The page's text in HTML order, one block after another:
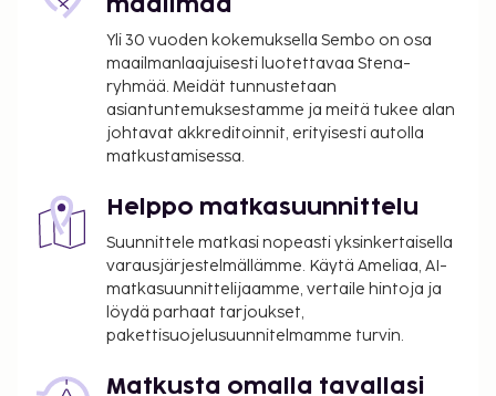
Sauna
Kylpylä
Uima-allas
Majoituspaikka veloittaa seuraavat paikan päällä
suoritettavat maksut. Maksuihin saattaa sisältyä
sovellettavat verot:
Kaupunki perii kaupunkiveron, joka maksetaan
majoituspaikassa. Veron määrä riippuu
kaudesta, eikä sitä välttämättä peritä ympäri
vuoden. Muita poikkeuksia tai alennuksia
saatetaan soveltaa. Lisätietoja saat ottamalla
yhteyttä majoituspaikkaan
Kaupungin perimä vero: 1.11.–31.3. välisenä aikana
maailmaa
Yli 30 vuoden kokemuksella Sembo on osa
maailmanlaajuisesti luotettavaa Stena-
ryhmää. Meidät tunnustetaan
asiantuntemuksestamme ja meitä tukee alan
johtavat akkreditoinnit, erityisesti autolla
matkustamisessa.
Helppo matkasuunnittelu
Suunnittele matkasi nopeasti yksinkertaisella
varausjärjestelmällämme. Käytä Ameliaa, AI-
matkasuunnittelijaamme, vertaile hintoja ja
löydä parhaat tarjoukset,
pakettisuojelusuunnitelmamme turvin.
Matkusta omalla tavallasi